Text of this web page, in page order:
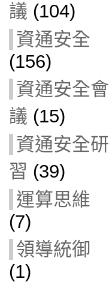
議 (104)
資通安全
(156)
資通安全會
議 (15)
資通安全研
習 (39)
運算思維
(7)
領導統御
(1)